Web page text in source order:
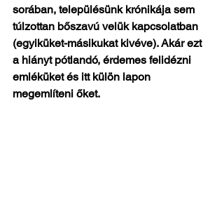
sorában, településünk krónikája sem
túlzottan bőszavú velük kapcsolatban
(egyiküket-másikukat kivéve). Akár ezt
a hiányt pótlandó, érdemes felidézni
emléküket és itt külön lapon
megemlíteni őket.